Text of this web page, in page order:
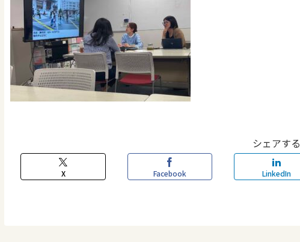
シェアする
X Facebook LinkedIn